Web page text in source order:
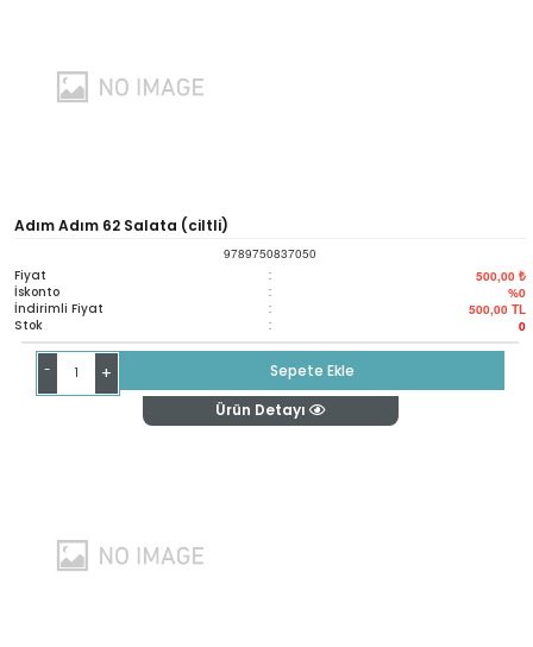
Adım Adım 62 Salata (ciltli)
9789750837050
Fiyat : 500,00 ₺
İskonto : %0
İndirimli Fiyat : 500,00 TL
Stok : 0
- +
Sepete Ekle
Ürün Detayı